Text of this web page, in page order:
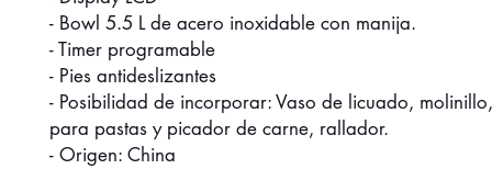
- Bowl 5.5 L de acero inoxidable con manija.
- Timer programable
- Pies antideslizantes
- Posibilidad de incorporar: Vaso de licuado,
para pastas y picador de carne, rallador.
- Origen: China